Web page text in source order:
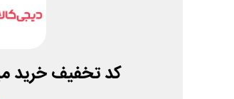
کد تخفیف خرید